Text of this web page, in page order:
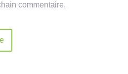
commentaire.